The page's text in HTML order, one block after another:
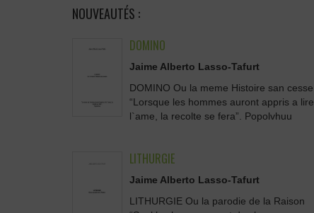
NOUVEAUTÉS :
DOMINO
Jaime Alberto Lasso-Tafurt
DOMINO Ou la meme Histoire san cesse
“Lorsque les hommes auront appris a lire
l`ame, la recolte se fera”. Popolvhuu
LITHURGIE
Jaime Alberto Lasso-Tafurt
LITHURGIE Ou la parodie de la Raison